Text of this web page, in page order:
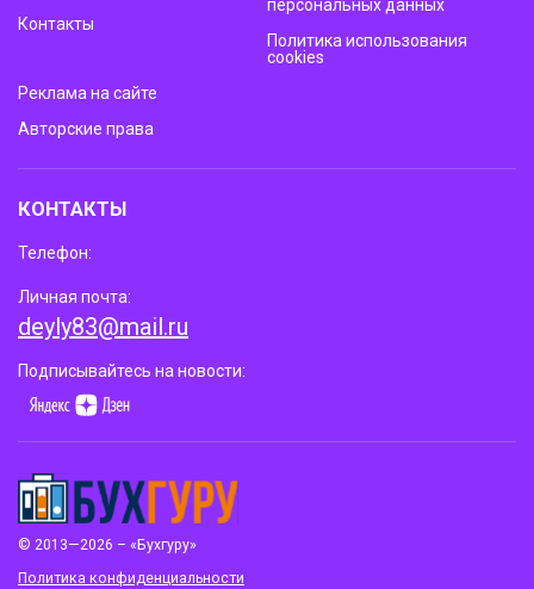
© 2013—2026 – «Бухгуру»
Политика конфиденциальности
Контакты
персональных данных
Политика использования
cookies
Реклама на сайте
Авторские права
КОНТАКТЫ
Телефон:
Личная почта:
deyly83@mail.ru
Подписывайтесь на новости: